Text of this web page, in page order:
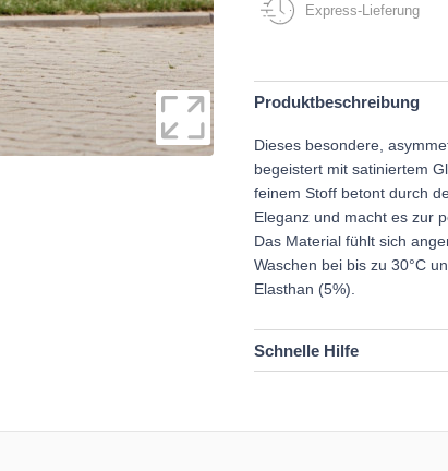
Express-Lieferung
Produktbeschreibung
Dieses besondere,
begeistert mit satiniertem
feinem Stoff betont durch
Eleganz und macht es zur
Das Material fühlt sich
Waschen bei bis zu 30°C
Elasthan (5%).
Schnelle Hilfe